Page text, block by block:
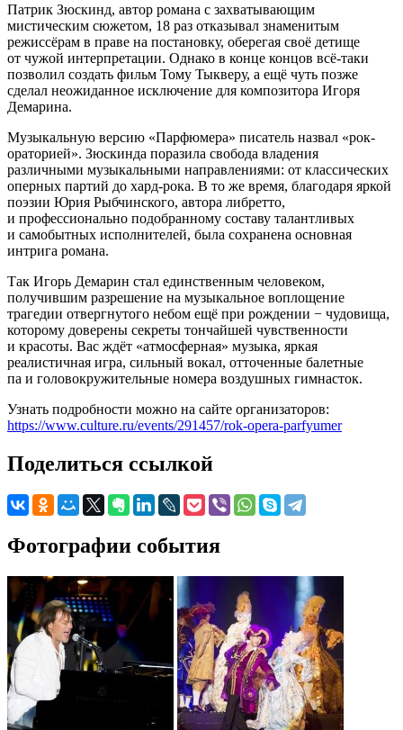
Патрик Зюскинд, автор романа с захватывающим
мистическим сюжетом, 18 раз отказывал знаменитым
режиссёрам в праве на постановку, оберегая своё детище
от чужой интерпретации. Однако в конце концов всё-таки
позволил создать фильм Тому Тыкверу, а ещё чуть позже
сделал неожиданное исключение для композитора Игоря
Демарина.
Музыкальную версию «Парфюмера» писатель назвал «рок-
ораторией». Зюскинда поразила свобода владения
различными музыкальными направлениями: от классических
оперных партий до хард-рока. В то же время, благодаря яркой
поэзии Юрия Рыбчинского, автора либретто,
и профессионально подобранному составу талантливых
и самобытных исполнителей, была сохранена основная
интрига романа.
Так Игорь Демарин стал единственным человеком,
получившим разрешение на музыкальное воплощение
трагедии отвергнутого небом ещё при рождении − чудовища,
которому доверены секреты тончайшей чувственности
и красоты. Вас ждёт «атмосферная» музыка, яркая
реалистичная игра, сильный вокал, отточенные балетные
па и головокружительные номера воздушных гимнасток.
Узнать подробности можно на сайте организаторов:
https://www.culture.ru/events/291457/rok-opera-parfyumer
Поделиться ссылкой
Фотографии события